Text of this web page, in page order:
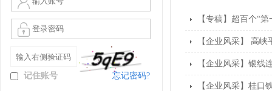
记住账号 忘记密码?
【专稿】超百个“
【企业风采】 高
【企业风采】银线
【企业风采】桂口